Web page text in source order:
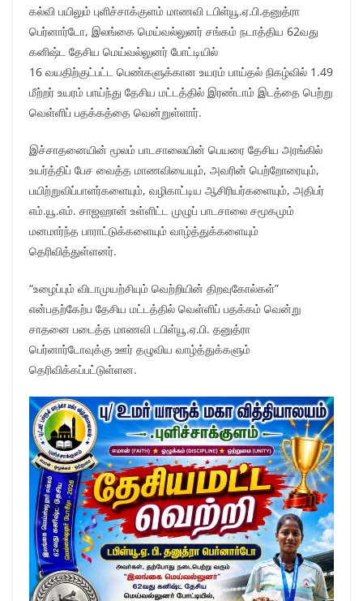
கல்வி பயிலும் புளிச்சாக்குளம் மாணவி டபிள்யூ.ஏ.பி.தனுத்ரா
பெர்னார்டோ, இலங்கை மெய்வல்லுனர் சங்கம் நடாத்திய 62வது
கனிஷ்ட தேசிய மெய்வல்லுனர் போட்டியில்
16 வயதிற்குட்பட்ட பெண்களுக்கான உயரம் பாய்தல் நிகழ்வில் 1.49
மீற்றர் உயரம் பாய்ந்து தேசிய மட்டத்தில் இரண்டாம் இடத்தை பெற்று
வெள்ளிப் பதக்கத்தை வென்றுள்ளார்.
இச்சாதனையின் மூலம் பாடசாலையின் பெயரை தேசிய அரங்கில்
உயர்த்திப் பேச வைத்த மாணவியையும், அவரின் பெற்றோரையும்,
பயிற்றுவிப்பாளர்களையும், வழிகாட்டிய ஆசிரியர்களையும், அதிபர்
எம்.யூ.எம். சாஜஹான் உள்ளிட்ட முழுப் பாடசாலை சமூகமும்
மனமார்ந்த பாராட்டுக்களையும் வாழ்த்துக்களையும்
தெரிவித்துள்ளனர்.
“உழைப்பும் விடாமுயற்சியும் வெற்றியின் திறவுகோல்கள்”
என்பதற்கேற்ப தேசிய மட்டத்தில் வெள்ளிப் பதக்கம் வென்று
சாதனை படைத்த மாணவி டபிள்யூ.ஏ.பி. தனுத்ரா
பெர்னார்டோவுக்கு ஊர் தழுவிய வாழ்த்துக்களும்
தெரிவிக்கப்பட்டுள்ளன.